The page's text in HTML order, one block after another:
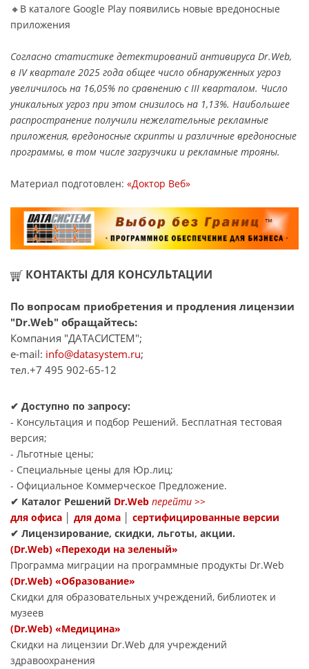
🔸В каталоге Google Play появились новые вредоносные
приложения
Согласно статистике детектирований антивируса Dr.Web,
в IV квартале 2025 года общее число обнаруженных угроз
увеличилось на 16,05% по сравнению с III кварталом. Число
уникальных угроз при этом снизилось на 1,13%. Наибольшее
распространение получили нежелательные рекламные
приложения, вредоносные скрипты и различные вредоносные
программы, в том числе загрузчики и рекламные трояны.
Материал подготовлен: «Доктор Веб»
КОНТАКТЫ ДЛЯ КОНСУЛЬТАЦИИ
По вопросам приобретения и продления лицензии
"Dr.Web" обращайтесь:
Компания "ДАТАСИСТЕМ";
e-mail: info@datasystem.ru;
тел.+7 495 902-65-12
✔ Доступно по запросу:
- Консультация и подбор Решений. Бесплатная тестовая
версия;
- Льготные цены;
- Специальные цены для Юр.лиц;
- Официальное Коммерческое Предложение.
✔ Каталог Решений Dr.Web перейти >>
для офиса
для дома
сертифицированные версии
✔ Лицензирование, скидки, льготы, акции.
(Dr.Web) «Переходи на зеленый»
Программа миграции на программные продукты Dr.Web
(Dr.Web) «Образование»
Скидки для образовательных учреждений, библиотек и
музеев
(Dr.Web) «Медицина»
Скидки на лицензии Dr.Web для учреждений
здравоохранения